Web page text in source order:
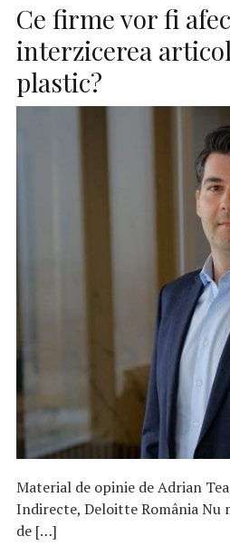
Ce firme vor fi
interzicerea
plastic?
Material de opinie de Adrian
Indirecte, Deloitte România Nu
de […]